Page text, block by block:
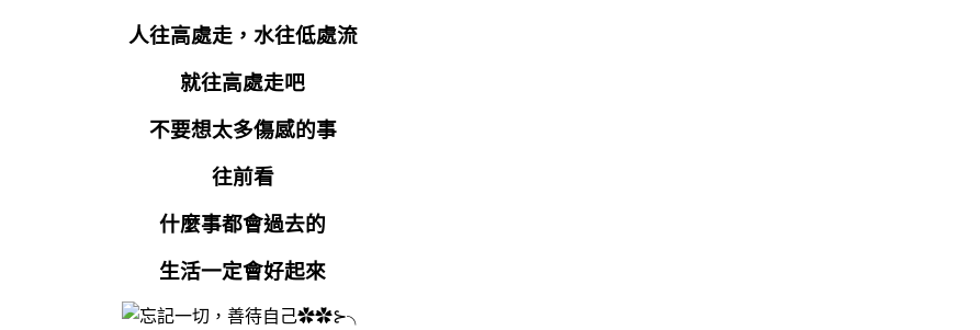
人往高處走，水往低處流
就往高處走吧
不要想太多傷感的事
往前看
什麼事都會過去的
生活一定會好起來